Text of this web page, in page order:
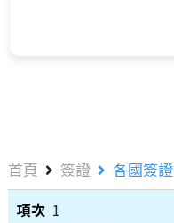
首頁 簽證 各國簽證
1